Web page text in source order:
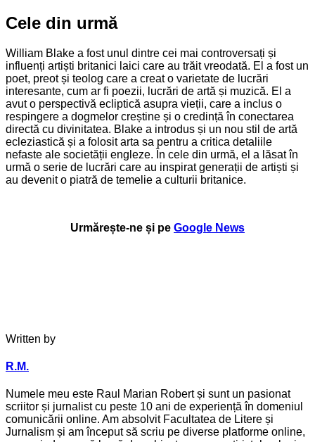
Cele din urmă
William Blake a fost unul dintre cei mai controversați și
influenți artiști britanici laici care au trăit vreodată. El a fost un
poet, preot și teolog care a creat o varietate de lucrări
interesante, cum ar fi poezii, lucrări de artă și muzică. El a
avut o perspectivă ecliptică asupra vieții, care a inclus o
respingere a dogmelor creștine și o credință în conectarea
directă cu divinitatea. Blake a introdus și un nou stil de artă
ecleziastică și a folosit arta sa pentru a critica detaliile
nefaste ale societății engleze. În cele din urmă, el a lăsat în
urmă o serie de lucrări care au inspirat generații de artiști și
au devenit o piatră de temelie a culturii britanice.
Urmărește-ne și pe Google News
Written by
R.M.
Numele meu este Raul Marian Robert și sunt un pasionat
scriitor și jurnalist cu peste 10 ani de experiență în domeniul
comunicării online. Am absolvit Facultatea de Litere și
Jurnalism și am început să scriu pe diverse platforme online,